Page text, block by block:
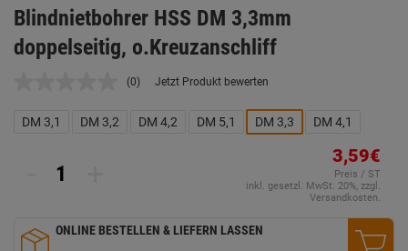
Blindnietbohrer HSS DM 3,3mm
doppelseitig, o.Kreuzanschliff
Kein
Link
auf
(0) Jetzt Produkt bewerten
DM 3,1 DM 3,2 DM 4,2 DM 5,1 DM 3,3 DM 4,1
3,59€
Preis / ST
inkl. gesetzl. MwSt. 20%, zzgl.
Versandkosten.
ONLINE BESTELLEN & LIEFERN LASSEN